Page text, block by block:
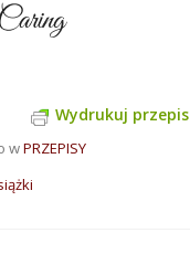
Wydrukuj przepis
wPRZEPISY